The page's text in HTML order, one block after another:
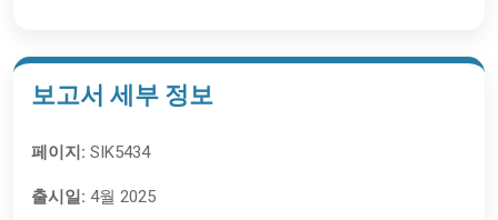
보고서 세부 정보
페이지: SIK5434
출시일: 4월 2025